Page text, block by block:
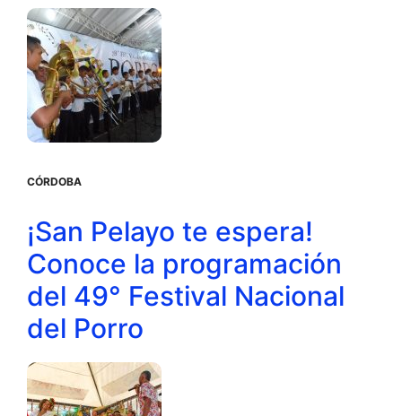
CÓRDOBA
¡San Pelayo te espera!
Conoce la programación
del 49° Festival Nacional
del Porro